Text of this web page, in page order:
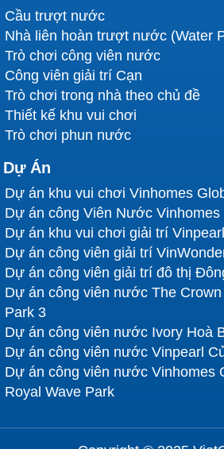
Cầu trượt nước
Nhà liên hoàn trượt nước (Water
Trò chơi công viên nước
Công viên giải trí Cạn
Trò chơi trong nhà theo chủ đề
Thiết kế khu vui chơi
Trò chơi phun nước
Dự Án
Dự án khu vui chơi Vinhomes
Dự án công Viên Nước
Dự án khu vui chơi giải trí
Dự án công viên giải trí
Dự án công viên giải trí đô thị
Dự án công viên nước The
Park 3
Dự án công viên nước Ivory Hoà
Dự án công viên nước Vinpearl
Dự án công viên nước Vinhomes
Royal Wave Park